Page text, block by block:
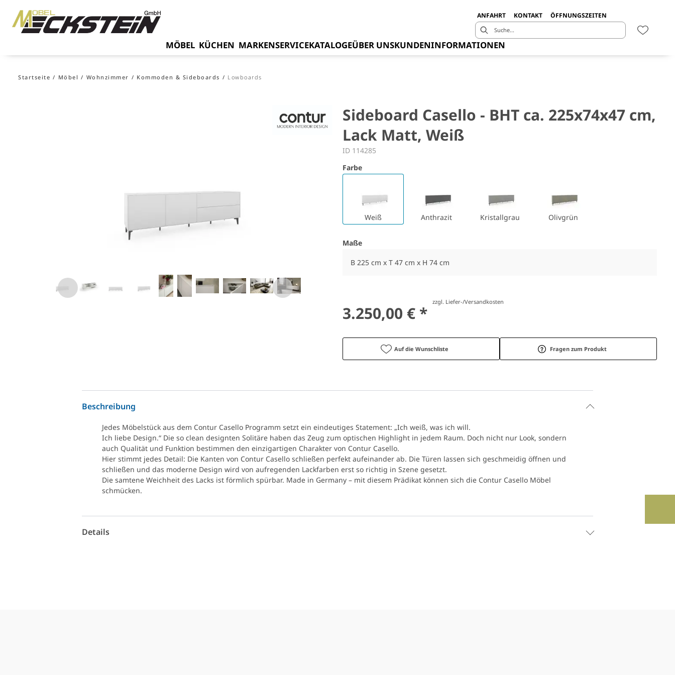
ANFAHRT KONTAKT ÖFFNUNGSZEITEN
MÖBEL KÜCHEN MARKENSERVICEKATALOGEÜBER UNSKUNDENINFORMATIONEN
Startseite Möbel Wohnzimmer Kommoden & Sideboards Lowboards
Sideboard Casello - BHT ca. 225x74x47 cm,
Lack Matt, Weiß
ID 114285
Farbe
Weiß Anthrazit Kristallgrau Olivgrün
Maße
B 225 cm x T 47 cm x H 74 cm
3.250,00 € *
zzgl. Liefer-/Versandkosten
Auf die Wunschliste Fragen zum Produkt
Beschreibung
Jedes Möbelstück aus dem Contur Casello Programm setzt ein eindeutiges Statement: „Ich weiß, was ich will.
Ich liebe Design.“ Die so clean designten Solitäre haben das Zeug zum optischen Highlight in jedem Raum. Doch nicht nur Look, sondern
auch Qualität und Funktion bestimmen den einzigartigen Charakter von Contur Casello.
Hier stimmt jedes Detail: Die Kanten von Contur Casello schließen perfekt aufeinander ab. Die Türen lassen sich geschmeidig öffnen und
schließen und das moderne Design wird von aufregenden Lackfarben erst so richtig in Szene gesetzt.
Die samtene Weichheit des Lacks ist förmlich spürbar. Made in Germany – mit diesem Prädikat können sich die Contur Casello Möbel
schmücken.
Details